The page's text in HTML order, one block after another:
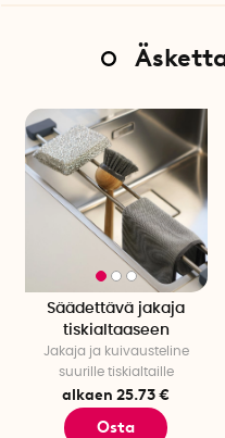
Säädettävä jakaja
tiskialtaaseen
Jakaja ja kuivausteline
suurille tiskialtaille
alkaen 25.73 €
Osta